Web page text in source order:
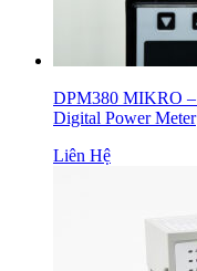
DPM380 MIKRO
Digital Power Meter
Liên Hệ